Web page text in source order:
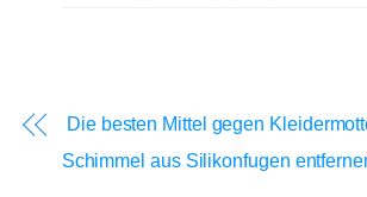
Die besten Mittel gegen
Schimmel aus Silikonfugen